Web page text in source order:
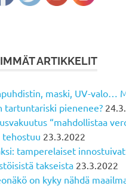
ARTIKKELIT
maski, UV-valo…
tartuntariski pienenee?
“mahdollistaa
tehostuu 23.3.2022
tamperelaiset innostuivat
takseista 23.3.2022
on kyky nähdä